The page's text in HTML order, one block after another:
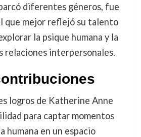
diferentes géneros, fue
que mejor reflejó su talento
la psique humana y la
relaciones interpersonales.
logros de Katherine Anne
para captar momentos
humana en un espacio